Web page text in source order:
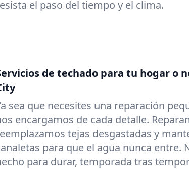
el paso del tiempo y el clima.
de techado para tu hogar o
sea que necesites una reparación
encargamos de cada detalle.
tejas desgastadas y
para que el agua nunca entre.
para durar, temporada tras